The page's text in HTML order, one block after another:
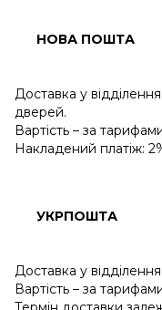
НОВА ПОШТА
Доставка у
дверей.
Вартість – за
Накладений платіж:
УКРПОШТА
Доставка у відділення
Вартість – за